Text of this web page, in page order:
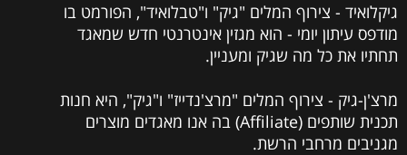
גיקלואיד - צירוף המלים "גיק" ו"טבלואיד", הפורמט בו
מודפס עיתון יומי - הוא מגזין אינטרנטי חדש שמאגד
תחתיו את כל מה שגיק ומעניין.
מרצ'ן-גיק - צירוף המלים "מרצ'נדייז" ו"גיק", היא חנות
תכנית שותפים (Affiliate) בה אנו מאגדים מוצרים
מגניבים מרחבי הרשת.